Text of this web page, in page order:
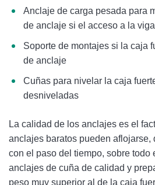
Anclaje de carga pesada para
de anclaje si el acceso a la
Soporte de montajes si la caja
de anclaje
Cuñas para nivelar la caja
desniveladas
La calidad de los anclajes es el
anclajes baratos pueden aflojarse,
con el paso del tiempo, sobre todo
anclajes de cuña de calidad y
peso muy superior al de la caja